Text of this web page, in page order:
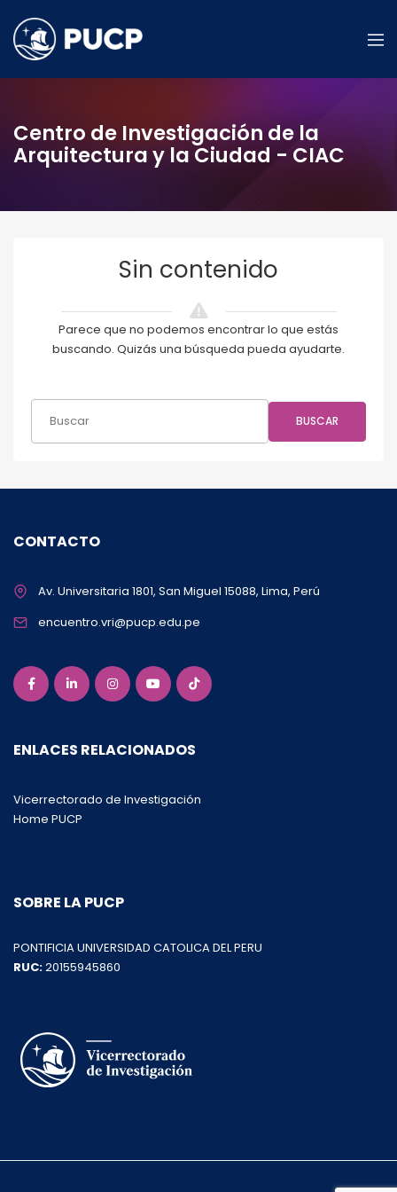
Centro de Investigación de la
Arquitectura y la Ciudad - CIAC
Sin contenido
Parece que no podemos encontrar lo que estás
buscando. Quizás una búsqueda pueda ayudarte.
BUSCAR
CONTACTO
Av. Universitaria 1801, San Miguel 15088, Lima, Perú
encuentro.vri@pucp.edu.pe
ENLACES RELACIONADOS
Vicerrectorado de Investigación
Home PUCP
SOBRE LA PUCP
PONTIFICIA UNIVERSIDAD CATOLICA DEL PERU
RUC:20155945860